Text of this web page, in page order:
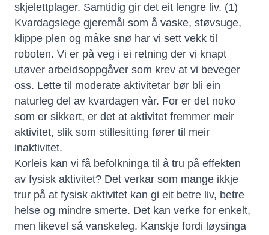
skjelettplager. Samtidig gir det eit lengre liv. (1)
Kvardagslege gjeremål som å vaske, støvsuge,
klippe plen og måke snø har vi sett vekk til
roboten. Vi er på veg i ei retning der vi knapt
utøver arbeidsoppgåver som krev at vi beveger
oss. Lette til moderate aktivitetar bør bli ein
naturleg del av kvardagen vår. For er det noko
som er sikkert, er det at aktivitet fremmer meir
aktivitet, slik som stillesitting fører til meir
inaktivitet.
Korleis kan vi få befolkninga til å tru på effekten
av fysisk aktivitet? Det verkar som mange ikkje
trur på at fysisk aktivitet kan gi eit betre liv, betre
helse og mindre smerte. Det kan verke for enkelt,
men likevel så vanskeleg. Kanskje fordi løysinga